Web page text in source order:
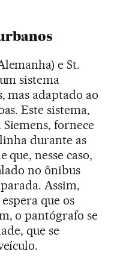
e St.
sistema
mas adaptado ao
Este sistema,
fornece
durante as
que, nesse caso,
no ônibus
Assim,
que os
o pantógrafo se
que se